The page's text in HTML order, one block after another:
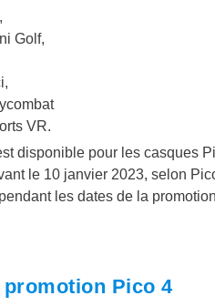
Golf,
VR.
disponible pour les casques
le 10 janvier 2023, selon
les dates de la
Pico 4